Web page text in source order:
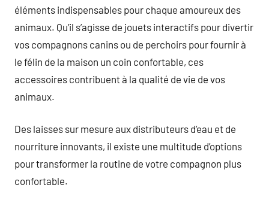
éléments indispensables pour chaque amoureux des
animaux. Qu’il s’agisse de jouets interactifs pour divertir
vos compagnons canins ou de perchoirs pour fournir à
le félin de la maison un coin confortable, ces
accessoires contribuent à la qualité de vie de vos
animaux.
Des laisses sur mesure aux distributeurs d’eau et de
nourriture innovants, il existe une multitude d’options
pour transformer la routine de votre compagnon plus
confortable.